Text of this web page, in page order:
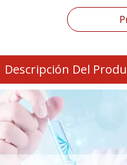
Descripción Del